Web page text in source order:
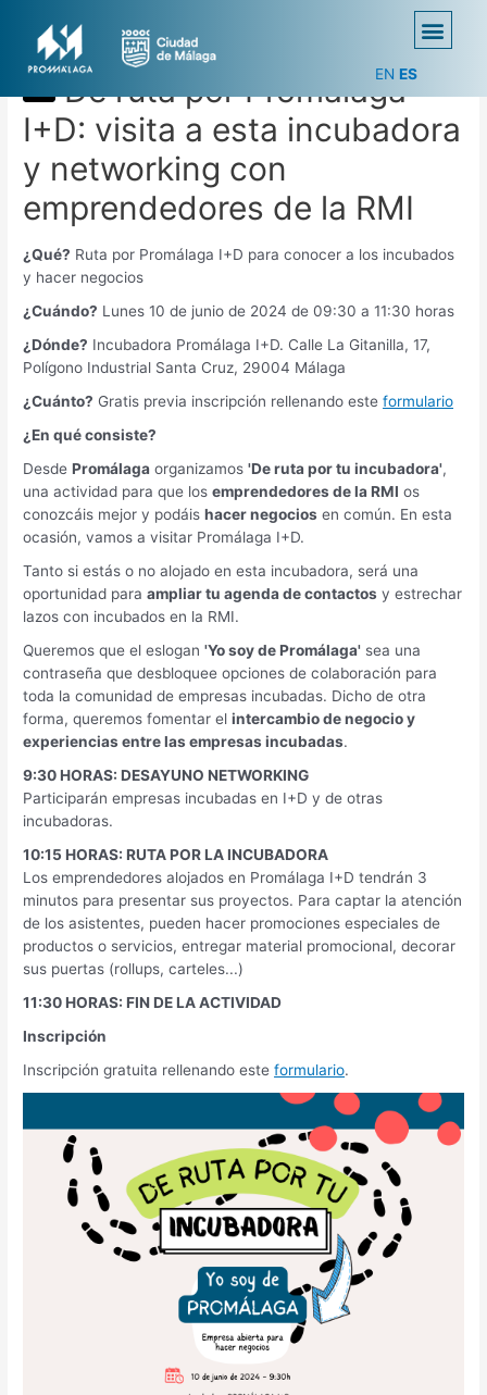
EN ES
De ruta por Promálaga
I+D: visita a esta incubadora
y networking con
emprendedores de la RMI
¿Qué? Ruta por Promálaga I+D para conocer a los incubados
y hacer negocios
¿Cuándo? Lunes 10 de junio de 2024 de 09:30 a 11:30 horas
¿Dónde? Incubadora Promálaga I+D. Calle La Gitanilla, 17,
Polígono Industrial Santa Cruz, 29004 Málaga
¿Cuánto? Gratis previa inscripción rellenando esteformulario
¿En qué consiste?
DesdePromálaga organizamos'De ruta por tu incubadora',
una actividad para que losemprendedores de la RMI os
conozcáis mejor y podáishacer negocios en común. En esta
ocasión, vamos a visitar Promálaga I+D.
Tanto si estás o no alojado en esta incubadora, será una
oportunidad paraampliar tu agenda de contactos y estrechar
lazos con incubados en la RMI.
Queremos que el eslogan'Yo soy de Promálaga' sea una
contraseña que desbloquee opciones de colaboración para
toda la comunidad de empresas incubadas. Dicho de otra
forma, queremos fomentar elintercambio de negocio y
experiencias entre las empresas incubadas.
9:30 HORAS: DESAYUNO NETWORKING
Participarán empresas incubadas en I+D y de otras
incubadoras.
10:15 HORAS: RUTA POR LA INCUBADORA
Los emprendedores alojados en Promálaga I+D tendrán 3
minutos para presentar sus proyectos. Para captar la atención
de los asistentes, pueden hacer promociones especiales de
productos o servicios, entregar material promocional, decorar
sus puertas (rollups, carteles...)
11:30 HORAS: FIN DE LA ACTIVIDAD
Inscripción
Inscripción gratuita rellenando esteformulario.